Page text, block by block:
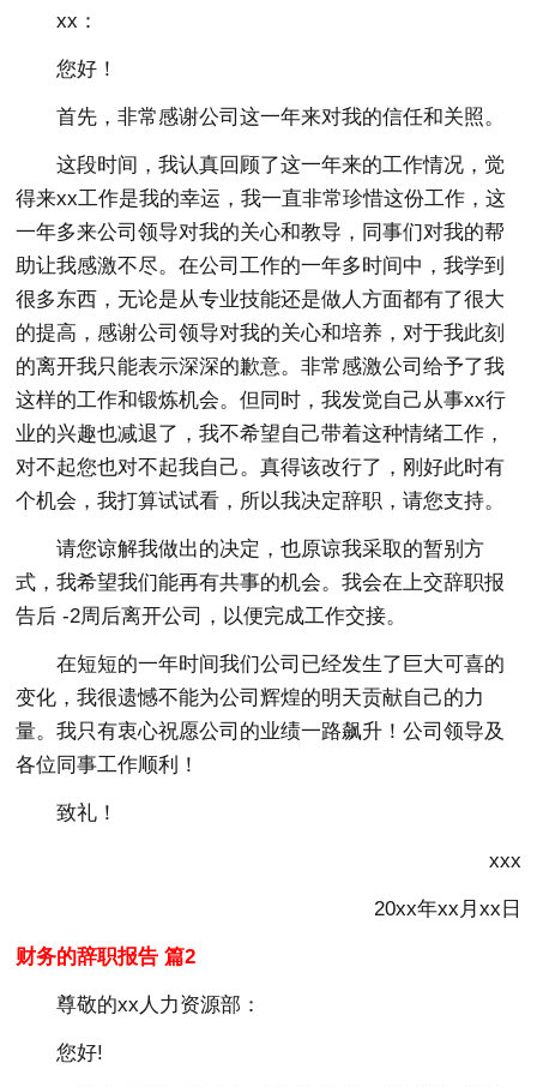
xx：
您好！
首先，非常感谢公司这一年来对我的信任和关照。
这段时间，我认真回顾了这一年来的工作情况，觉
得来xx工作是我的幸运，我一直非常珍惜这份工作，这
一年多来公司领导对我的关心和教导，同事们对我的帮
助让我感激不尽。在公司工作的一年多时间中，我学到
很多东西，无论是从专业技能还是做人方面都有了很大
的提高，感谢公司领导对我的关心和培养，对于我此刻
的离开我只能表示深深的歉意。非常感激公司给予了我
这样的工作和锻炼机会。但同时，我发觉自己从事xx行
业的兴趣也减退了，我不希望自己带着这种情绪工作，
对不起您也对不起我自己。真得该改行了，刚好此时有
个机会，我打算试试看，所以我决定辞职，请您支持。
请您谅解我做出的决定，也原谅我采取的暂别方
式，我希望我们能再有共事的机会。我会在上交辞职报
告后 -2周后离开公司，以便完成工作交接。
在短短的一年时间我们公司已经发生了巨大可喜的
变化，我很遗憾不能为公司辉煌的明天贡献自己的力
量。我只有衷心祝愿公司的业绩一路飙升！公司领导及
各位同事工作顺利！
致礼！
xxx
20xx年xx月xx日
财务的辞职报告 篇2
尊敬的xx人力资源部：
您好!